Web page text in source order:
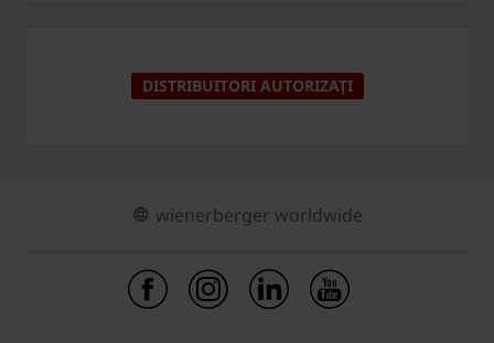
DISTRIBUITORI AUTORIZAȚI
wienerberger worldwide